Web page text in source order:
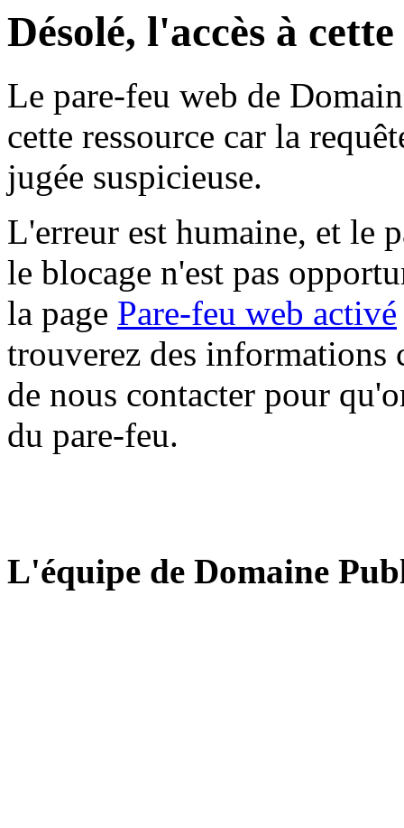
Désolé, l'accès à
Le pare-feu web de
cette ressource car la
jugée suspicieuse.
L'erreur est humaine, et le
le blocage n'est pas
la page Pare-feu web activé
trouverez des informations
de nous contacter pour
du pare-feu.
L'équipe de Domaine